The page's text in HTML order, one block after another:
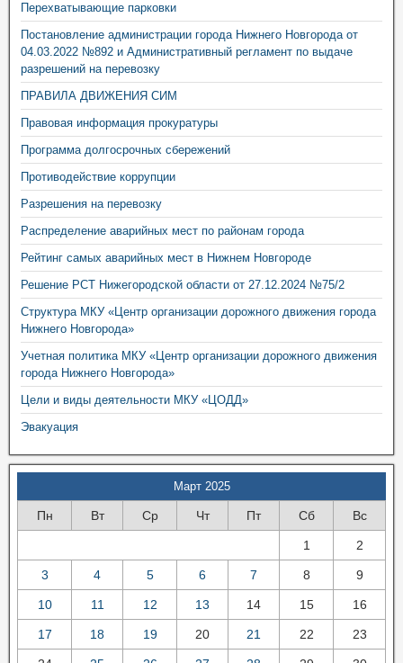
Перехватывающие парковки
Постановление администрации города Нижнего Новгорода от
04.03.2022 №892 и Административный регламент по выдаче
разрешений на перевозку
ПРАВИЛА ДВИЖЕНИЯ СИМ
Правовая информация прокуратуры
Программа долгосрочных сбережений
Противодействие коррупции
Разрешения на перевозку
Распределение аварийных мест по районам города
Рейтинг самых аварийных мест в Нижнем Новгороде
Решение РСТ Нижегородской области от 27.12.2024 №75/2
Структура МКУ «Центр организации дорожного движения города
Нижнего Новгорода»
Учетная политика МКУ «Центр организации дорожного движения
города Нижнего Новгорода»
Цели и виды деятельности МКУ «ЦОДД»
Эвакуация
Март 2025
Пн Вт Ср Чт Пт Сб Вс
1 2
3 4 5 6 7 8 9
10 11 12 13 14 15 16
17 18 19 20 21 22 23